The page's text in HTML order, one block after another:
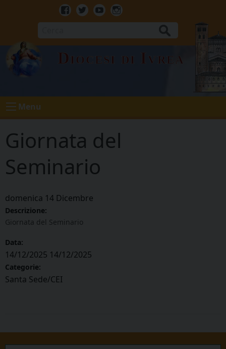
Facebook
TwitterYoutubeInstagram
Diocesi di Ivrea
Menu
Giornata del
Seminario
domenica 14 Dicembre
Descrizione:
Giornata del Seminario
Data:
14/12/2025 14/12/2025
Categorie:
Santa Sede/CEI